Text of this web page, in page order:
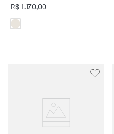
R$ 1 .170,00